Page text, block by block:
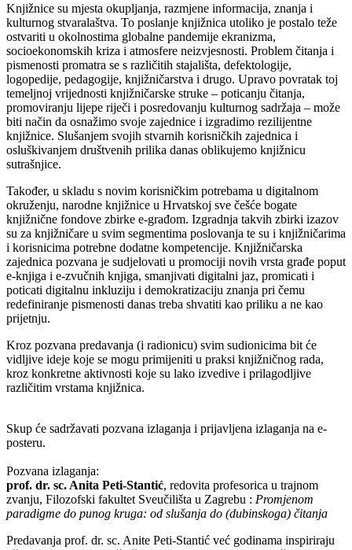
Knjižnice su mjesta okupljanja, razmjene informacija, znanja i
kulturnog stvaralaštva. To poslanje knjižnica utoliko je postalo teže
ostvariti u okolnostima globalne pandemije ekranizma,
socioekonomskih kriza i atmosfere neizvjesnosti. Problem čitanja i
pismenosti promatra se s različitih stajališta, defektologije,
logopedije, pedagogije, knjižničarstva i drugo. Upravo povratak toj
temeljnoj vrijednosti knjižničarske struke – poticanju čitanja,
promoviranju lijepe riječi i posredovanju kulturnog sadržaja – može
biti način da osnažimo svoje zajednice i izgradimo rezilijentne
knjižnice. Slušanjem svojih stvarnih korisničkih zajednica i
osluškivanjem društvenih prilika danas oblikujemo knjižnicu
sutrašnjice.
Također, u skladu s novim korisničkim potrebama u digitalnom
okruženju, narodne knjižnice u Hrvatskoj sve češće bogate
knjižnične fondove zbirke e-građom. Izgradnja takvih zbirki izazov
su za knjižničare u svim segmentima poslovanja te su i knjižničarima
i korisnicima potrebne dodatne kompetencije. Knjižničarska
zajednica pozvana je sudjelovati u promociji novih vrsta građe poput
e-knjiga i e-zvučnih knjiga, smanjivati digitalni jaz, promicati i
poticati digitalnu inkluziju i demokratizaciju znanja pri čemu
redefiniranje pismenosti danas treba shvatiti kao priliku a ne kao
prijetnju.
Kroz pozvana predavanja (i radionicu) svim sudionicima bit će
vidljive ideje koje se mogu primijeniti u praksi knjižničnog rada,
kroz konkretne aktivnosti koje su lako izvedive i prilagodljive
različitim vrstama knjižnica.
Skup će sadržavati pozvana izlaganja i prijavljena izlaganja na e-
posteru.
Pozvana izlaganja:
prof. dr. sc. Anita Peti-Stantić, redovita profesorica u trajnom
zvanju, Filozofski fakultet Sveučilišta u Zagrebu : Promjenom
paradigme do punog kruga: od slušanja do (dubinskoga) čitanja
Predavanja prof. dr. sc. Anite Peti-Stantić već godinama inspiriraju